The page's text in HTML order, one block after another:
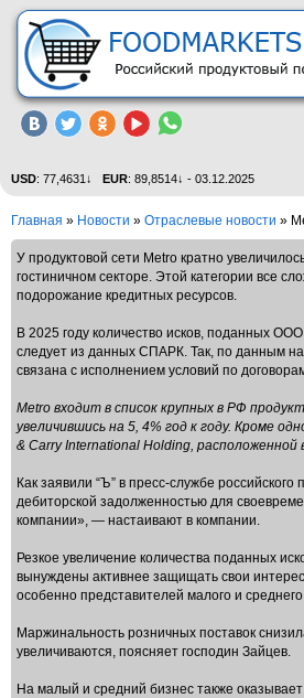
USD: 77,4631↓ EUR: 89,8514↓ - 03.12.2025
Главная » Новости » Отраслевые новости »
У продуктовой сети Metro кратно
гостиничном секторе. Этой категории все
подорожание кредитных ресурсов.
В 2025 году количество исков, поданных
следует из данных СПАРК. Так, по данным
связана с исполнением условий по
Metro входит в список крупных в РФ
увеличившись на 5, 4% год к году. Кроме
& Carry International Holding,
Как заявили “Ъ” в пресс-службе
дебиторской задолженностью для
компании», — настаивают в компании.
Резкое увеличение количества поданных
вынуждены активнее защищать свои
особенно представителей малого и
Маржинальность розничных поставок
увеличиваются, поясняет господин Зайцев.
На малый и средний бизнес также